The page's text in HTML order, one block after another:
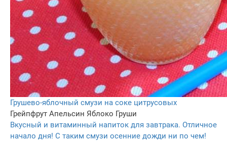
Грушево-яблочный смузи на соке цитрусовых
Грейпфрут Апельсин Яблоко Груши
Вкусный и витаминный напиток для завтрака. Отличное
начало дня! С таким смузи осенние дожди ни по чем!